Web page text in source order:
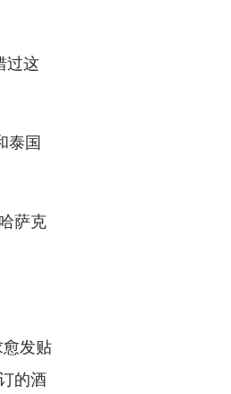
过这
泰国
萨克
发贴
的酒